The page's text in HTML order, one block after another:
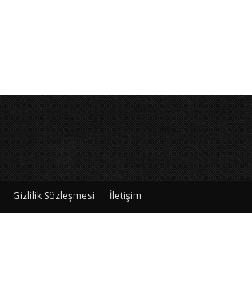
Gizlilik Sözleşmesi İletişim